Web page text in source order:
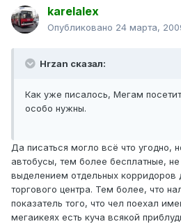
karelalex
Опубликовано 24 марта,
Hrzan сказал:
Как уже писалось, Мегам
особо нужны.
Да писаться могло всё что угодно,
автобусы, тем более бесплатные,
выделением отдельных корридоров
торгового центра. Тем более, что
показатель того, что чел поехал
мегаикеях есть куча всякой